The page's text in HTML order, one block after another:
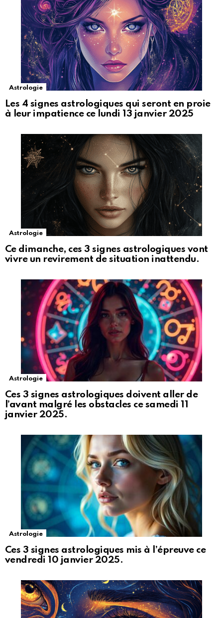
Astrologie
Les 4 signes astrologiques qui seront en proie
à leur impatience ce lundi 13 janvier 2025
Astrologie
Ce dimanche, ces 3 signes astrologiques vont
vivre un revirement de situation inattendu.
Astrologie
Ces 3 signes astrologiques doivent aller de
l’avant malgré les obstacles ce samedi 11
janvier 2025.
Astrologie
Ces 3 signes astrologiques mis à l’épreuve ce
vendredi 10 janvier 2025.